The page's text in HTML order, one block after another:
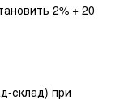
2% + 20
склад) при